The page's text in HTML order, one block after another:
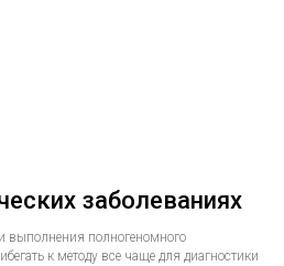
заболеваниях
выполнения полногеномного
к методу все чаще для диагностики